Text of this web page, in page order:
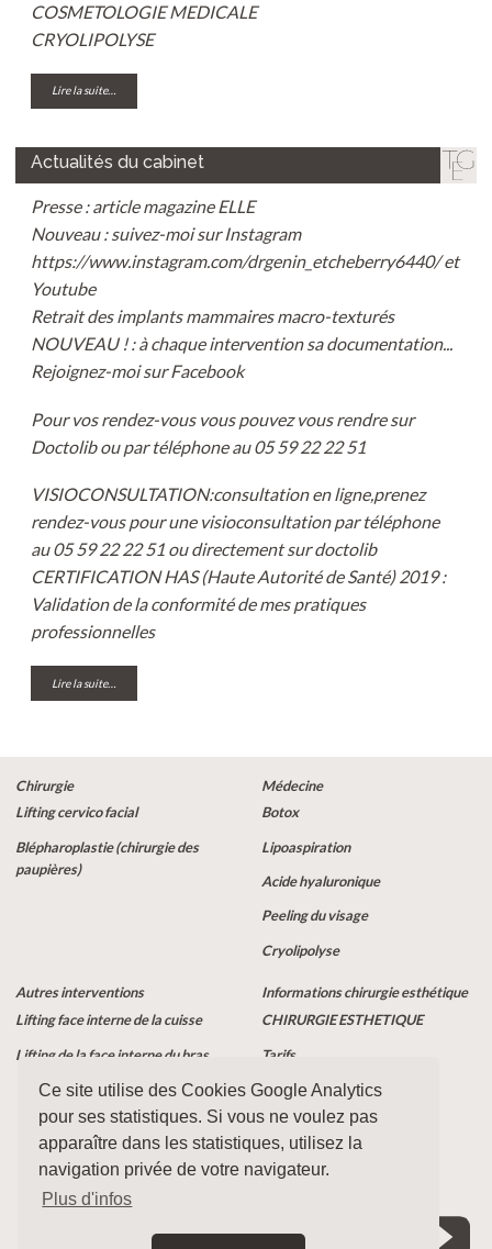
Ce site utilise des Cookies Google Analytics
pour ses statistiques. Si vous ne voulez pas
apparaître dans les statistiques, utilisez la
navigation privée de votre navigateur.
Plus d'infos
COSMETOLOGIE MEDICALE
CRYOLIPOLYSE
Lire la suite…
Actualités du cabinet
Presse : article magazine ELLE
Nouveau : suivez-moi surInstagram
https://www.instagram.com/drgenin_etcheberry6440/et
Youtube
Retrait des implants mammaires macro-texturés
NOUVEAU ! : à chaque intervention sa documentation...
Rejoignez-moi sur Facebook
Pour vos rendez-vous vous pouvez vous rendre sur
Doctolibou par téléphone au 05 59 22 22 51
VISIOCONSULTATION:consultation en ligne,prenez
rendez-vous pour une visioconsultationpar téléphone
au 05 59 22 22 51 ou directement surdoctolib
CERTIFICATION HAS (Haute Autorité de Santé) 2019 :
Validation de la conformité de mes pratiques
professionnelles
Lire la suite…
Chirurgie
Lifting cervico facial
Blépharoplastie (chirurgie des
paupières)
Médecine
Botox
Lipoaspiration
Acide hyaluronique
Peeling du visage
Cryolipolyse
Autres interventions
Lifting face interne de la cuisse
Lifting de la face interne du bras
Informations chirurgie esthétique
CHIRURGIE ESTHETIQUE
Tarifs
MEDECINE ESTHETIQUE
Actualités du cabinet
Accès patient